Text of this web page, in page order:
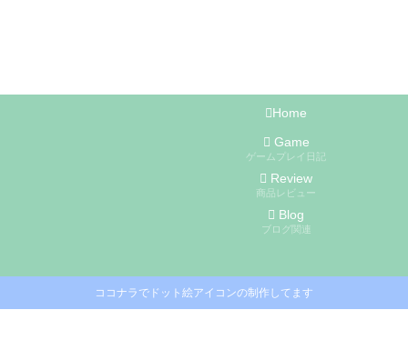
Home
Game
ゲームプレイ日記
Review
商品レビュー
Blog
ブログ関連
ココナラでドット絵アイコンの制作してます